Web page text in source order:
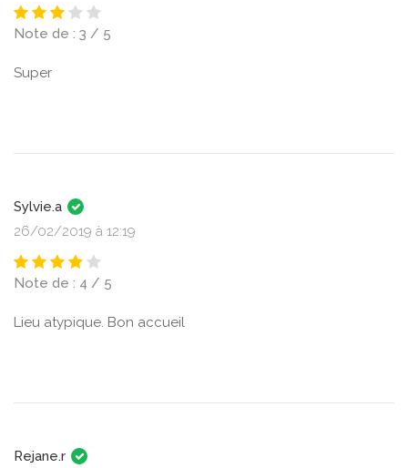
Note de : 3 / 5
Super
Sylvie.a
26/02/2019 à 12:19
Note de : 4 / 5
Lieu atypique. Bon accueil
Rejane.r